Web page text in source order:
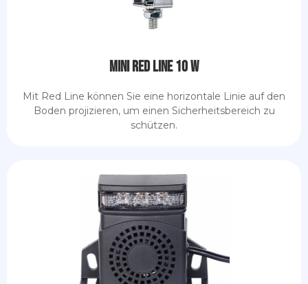
Mini Red Line 10 W
Mit Red Line können Sie eine horizontale Linie auf den
Boden projizieren, um einen Sicherheitsbereich zu
schützen.